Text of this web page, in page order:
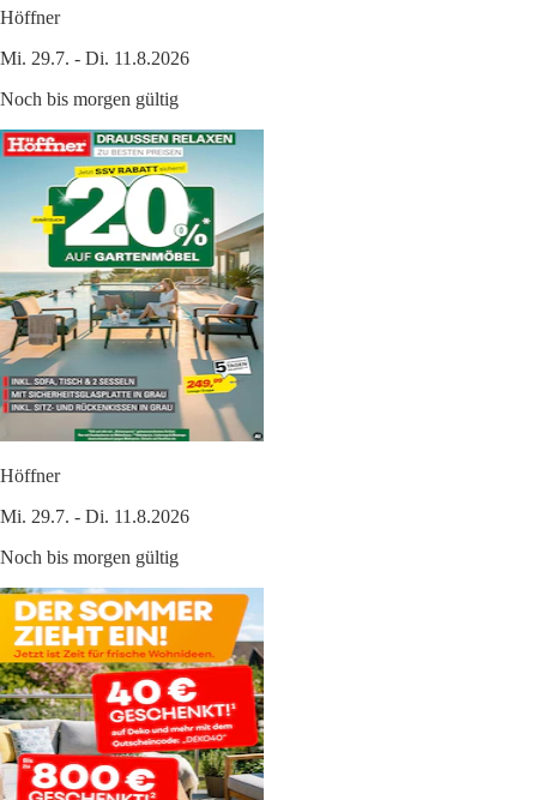
Höffner
Mi. 29.7. - Di. 11.8.2026
Noch bis morgen gültig
Höffner
Mi. 29.7. - Di. 11.8.2026
Noch bis morgen gültig